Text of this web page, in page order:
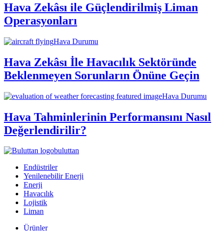
Hava Zekâsı ile Güçlendirilmiş Liman
Operasyonları
Hava Durumu
Hava Zekâsı İle Havacılık Sektöründe
Beklenmeyen Sorunların Önüne Geçin
Hava Durumu
Hava Tahminlerinin Performansını Nasıl
Değerlendirilir?
buluttan
Endüstriler
Yenilenebilir Enerji
Enerji
Havacılık
Lojistik
Liman
Ürünler